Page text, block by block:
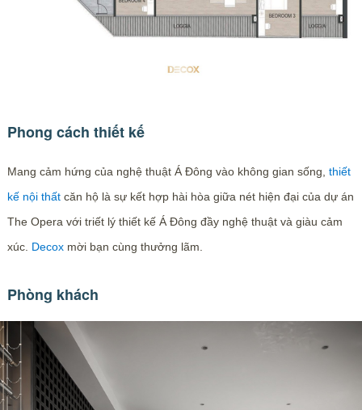
Phong cách thiết kế
Mang cảm hứng của nghệ thuật Á Đông vào không gian sống, thiết
kế nội thấtcăn hộ là sự kết hợp hài hòa giữa nét hiện đại của dự án
The Opera với triết lý thiết kế Á Đông đầy nghệ thuật và giàu cảm
xúc. Decoxmời bạn cùng thưởng lãm.
Phòng khách